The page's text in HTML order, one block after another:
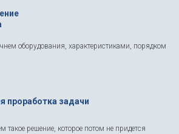
оборудования, характеристиками, порядком
проработка задачи
такое решение, которое потом не придется